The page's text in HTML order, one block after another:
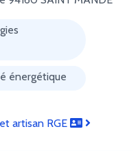
énergétique
artisan RGE